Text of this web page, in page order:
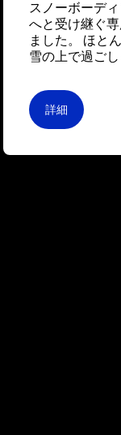
スノーボーデ
へと受け継ぐ
ました。 ほと
雪の上で過ごし
詳細